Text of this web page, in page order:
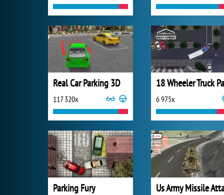
Real Car Parking 3D
117 320x 6 975x
Parking Fury